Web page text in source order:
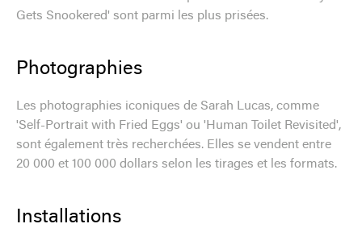
Gets Snookered' sont parmi les plus prisées.
Photographies
Les photographies iconiques de Sarah Lucas, comme
'Self-Portrait with Fried Eggs' ou 'Human Toilet Revisited',
sont également très recherchées. Elles se vendent entre
20 000 et 100 000 dollars selon les tirages et les formats.
Installations